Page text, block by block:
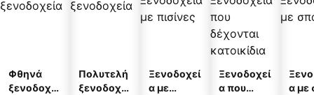
Φθηνά
ξενοδοχεί
Πολυτελή
ξενοδοχεί
Ξενοδοχεί
α με
Ξενοδοχεί
α που
α με